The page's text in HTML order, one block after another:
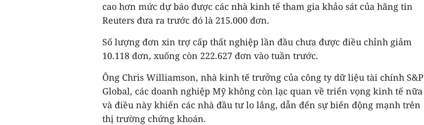
cao hơn mức dự báo được các nhà kinh tế tham gia khảo sát của hãng tin
Reuters đưa ra trước đó là 215.000 đơn.
Số lượng đơn xin trợ cấp thất nghiệp lần đầu chưa được điều chỉnh giảm
10.118 đơn, xuống còn 222.627 đơn vào tuần trước.
Ông Chris Williamson, nhà kinh tế trưởng của công ty dữ liệu tài chính S&P
Global, các doanh nghiệp Mỹ không còn lạc quan về triển vọng kinh tế nữa
và điều này khiến các nhà đầu tư lo lắng, dẫn đến sự biến động mạnh trên
thị trường chứng khoán.